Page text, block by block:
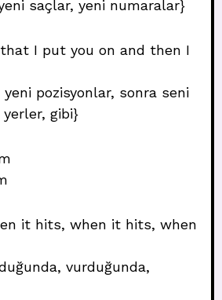
saçlar, yeni numaralar}
I put you on and then I
pozisyonlar, sonra seni
gibi}
it hits, when it hits, when
vurduğunda,